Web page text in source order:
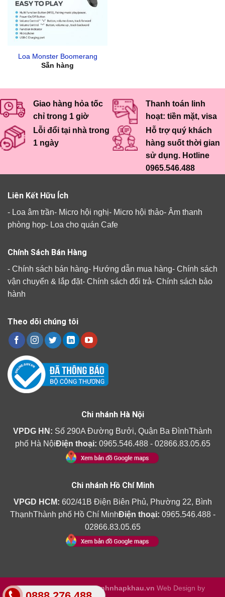
Loa Monster Boomerang
Sẵn hàng
Giao hàng hỏa tốc
chỉ trong 1 giờ
Thanh toán linh
hoạt: tiền mặt, visa
Lỗi đổi tại nhà trong
1 ngày
Hỗ trợ quý khách
hàng suốt thời gian
sử dụng. Hotline
0965.546.488
Liên Kết Hữu Ích
- Loa âm trần- Micro hội nghị- Micro hội thảo- Âm thanh
phòng họp- Loa cho quán Cafe
Chính Sách Bán Hàng
- Chính sách bán hàng- Hướng dẫn mua hàng- Chính sách
vận chuyển & lắp đặt- Chính sách đổi trả- Chính sách bảo
hành
Theo dõi chúng tôi
Chi nhánh Hà Nội
VPDG HN: Số 290A Đường Bưởi, Quận Ba ĐìnhThành
phố Hà NộiĐiện thoại: 0965.546.488 - 02866.83.05.65
Chi nhánh Hồ Chí Minh
VPGD HCM: 602/41B Điện Biên Phủ, Phường 22, Bình
ThạnhThành phố Hồ Chí MinhĐiện thoại: 0965.546.488 -
02866.83.05.65
Copyright 2026 ©Amthanhnhapkhau.vn Web Design by